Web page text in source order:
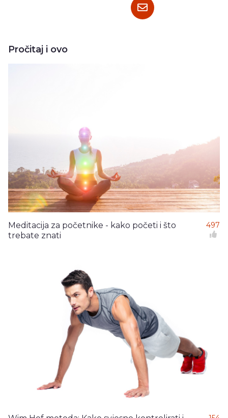
Pročitaj i ovo
Meditacija za početnike - kako početi i što
trebate znati
497